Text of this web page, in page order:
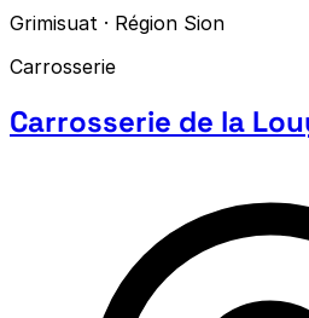
Grimisuat · Région Sion
Carrosserie
Carrosserie de la